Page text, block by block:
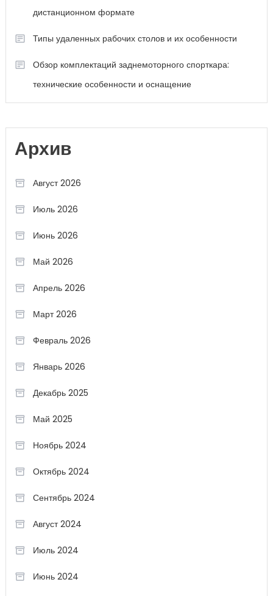
дистанционном формате
Типы удаленных рабочих столов и их особенности
Обзор комплектаций заднемоторного спорткара:
технические особенности и оснащение
Архив
Август 2026
Июль 2026
Июнь 2026
Май 2026
Апрель 2026
Март 2026
Февраль 2026
Январь 2026
Декабрь 2025
Май 2025
Ноябрь 2024
Октябрь 2024
Сентябрь 2024
Август 2024
Июль 2024
Июнь 2024